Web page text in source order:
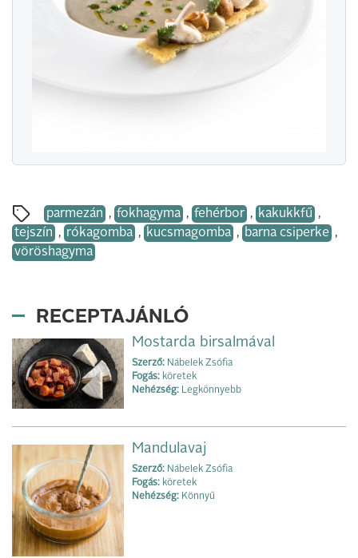
parmezán , fokhagyma , fehérbor , kakukkfű ,
tejszín , rókagomba , kucsmagomba , barna csiperke ,
vöröshagyma
RECEPTAJÁNLÓ
Mostarda birsalmával
Szerző: Nábelek Zsófia
Fogás: köretek
Nehézség: Legkönnyebb
Mandulavaj
Szerző: Nábelek Zsófia
Fogás: köretek
Nehézség: Könnyű